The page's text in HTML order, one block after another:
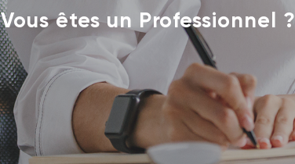
Vous êtes un Professionnel ?